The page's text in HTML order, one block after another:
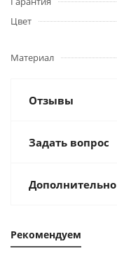
Цвет
Материал
Отзывы
Задать вопрос
Дополнительно
Рекомендуем